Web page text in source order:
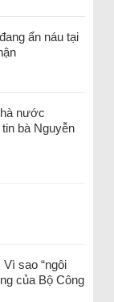
ẩn náu tại
nước
bà Nguyễn
sao “ngôi
của Bộ Công